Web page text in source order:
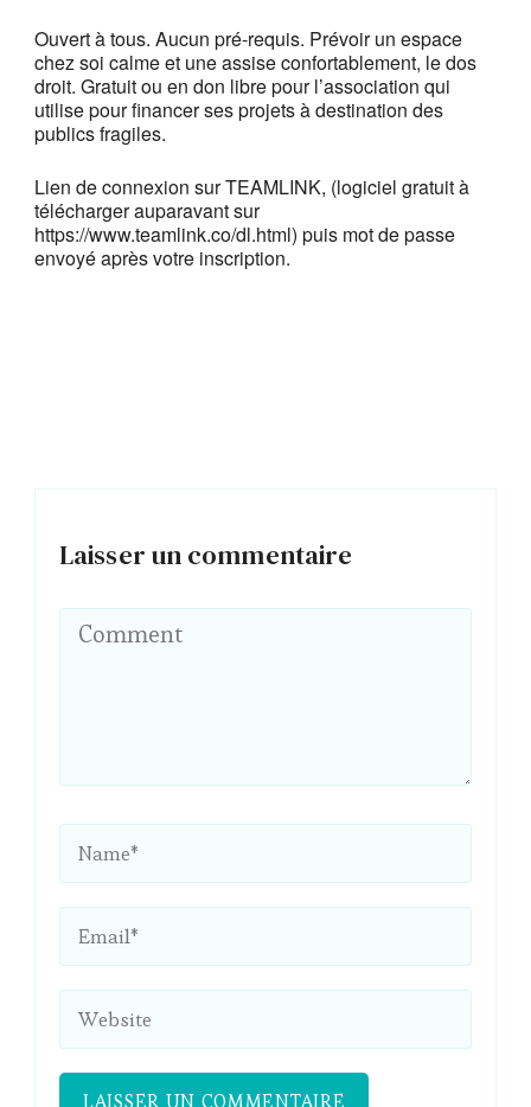
Ouvert à tous. Aucun pré-requis. Prévoir un espace
chez soi calme et une assise confortablement, le dos
droit. Gratuit ou en don libre pour l’association qui
utilise pour financer ses projets à destination des
publics fragiles.
Lien de connexion sur TEAMLINK, (logiciel gratuit à
télécharger auparavant sur
https://www.teamlink.co/dl.html) puis mot de passe
envoyé après votre inscription.
Laisser un commentaire